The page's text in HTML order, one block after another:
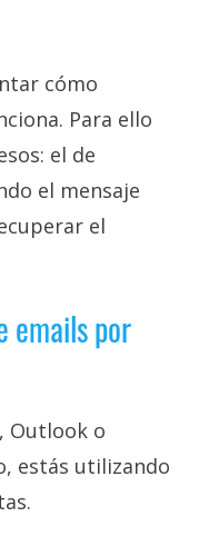
cómo
Para ello
el de
el mensaje
el
emails por
Outlook o
estás utilizando